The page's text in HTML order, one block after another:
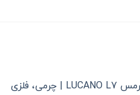
قاب ریموت طرح هرمس LUCANO L7 | چرمی، فلزی